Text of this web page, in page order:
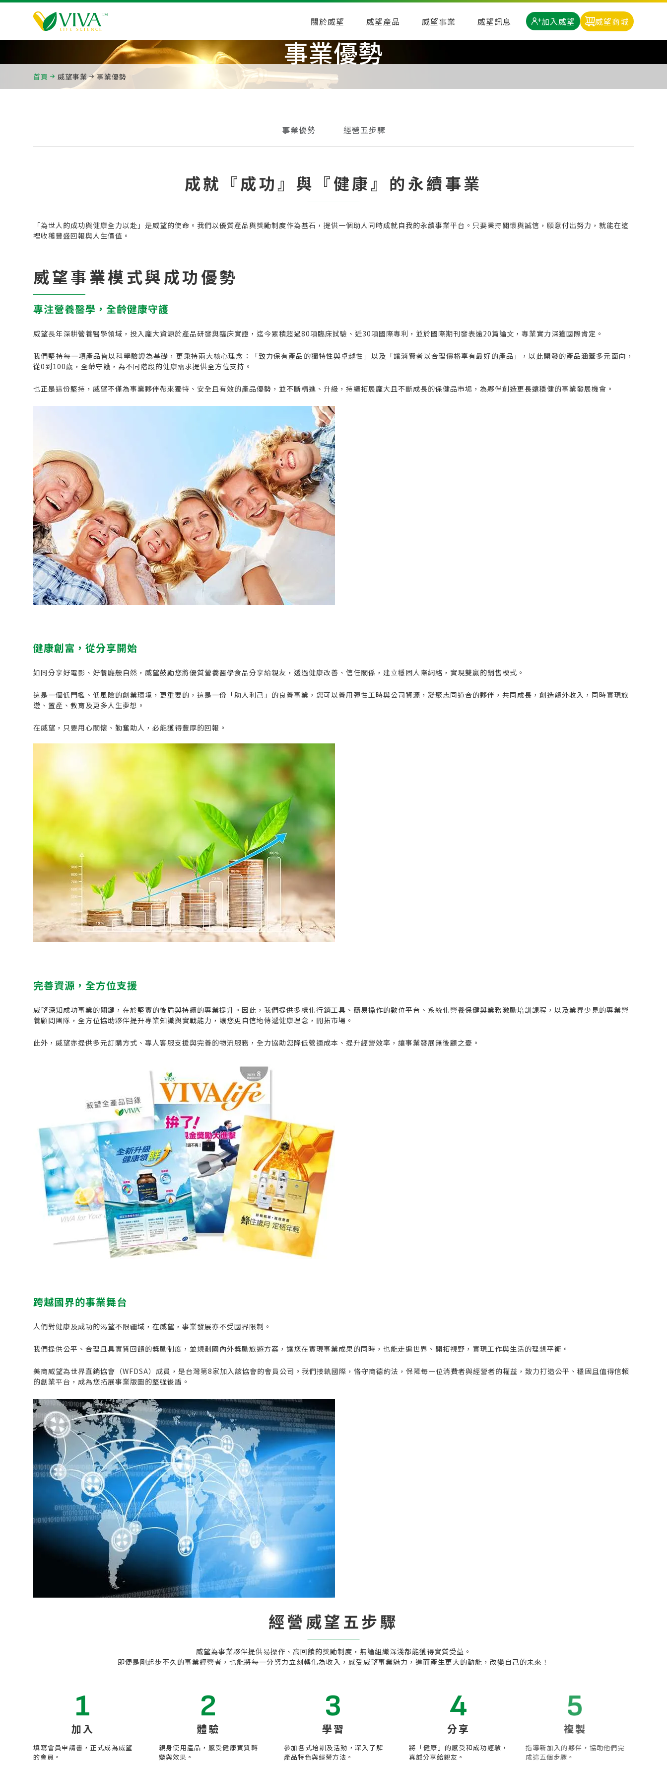
關於威望 威望產品 威望事業 威望訊息 加入威望 威望商城
事業優勢
首頁 威望事業 事業優勢
事業優勢 經營五步驟
成就『成功』與『健康』的永續事業
「為世人的成功與健康全力以赴」是威望的使命。我們以優質產品與獎勵制度作為基石，提供一個助人同時成就自我的永續事業平台。只要秉持關懷與誠信，願意付出努力，就能在這
裡收穫豐盛回報與人生價值。
威望事業模式與成功優勢
專注營養醫學，全齡健康守護
威望長年深耕營養醫學領域，投入龐大資源於產品研發與臨床實證，迄今累積超過80項臨床試驗、近30項國際專利，並於國際期刊發表逾20篇論文，專業實力深獲國際肯定。
我們堅持每一項產品皆以科學驗證為基礎，更秉持兩大核心理念：「致力保有產品的獨特性與卓越性」以及「讓消費者以合理價格享有最好的產品」，以此開發的產品涵蓋多元面向，
從0到100歲，全齡守護，為不同階段的健康需求提供全方位支持。
也正是這份堅持，威望不僅為事業夥伴帶來獨特、安全且有效的產品優勢，並不斷精進、升級，持續拓展龐大且不斷成長的保健品市場，為夥伴創造更長遠穩健的事業發展機會。
健康創富，從分享開始
如同分享好電影、好餐廳般自然，威望鼓勵您將優質營養醫學食品分享給親友，透過健康改善、信任關係，建立穩固人際網絡，實現雙贏的銷售模式。
這是一個低門檻、低風險的創業環境，更重要的，這是一份「助人利己」的良善事業，您可以善用彈性工時與公司資源，凝聚志同道合的夥伴，共同成長，創造額外收入，同時實現旅
遊、置產、教育及更多人生夢想。
在威望，只要用心關懷、勤奮助人，必能獲得豐厚的回報。
完善資源，全方位支援
威望深知成功事業的關鍵，在於堅實的後盾與持續的專業提升。因此，我們提供多樣化行銷工具、簡易操作的數位平台、系統化營養保健與業務激勵培訓課程，以及業界少見的專業營
養顧問團隊，全方位協助夥伴提升專業知識與實戰能力，讓您更自信地傳遞健康理念，開拓市場。
此外，威望亦提供多元訂購方式、專人客服支援與完善的物流服務，全力協助您降低營運成本、提升經營效率，讓事業發展無後顧之憂。
跨越國界的事業舞台
人們對健康及成功的渴望不限疆域，在威望，事業發展亦不受國界限制。
我們提供公平、合理且具實質回饋的獎勵制度，並規劃國內外獎勵旅遊方案，讓您在實現事業成果的同時，也能走遍世界、開拓視野，實現工作與生活的理想平衡。
美商威望為世界直銷協會（WFDSA）成員，是台灣第8家加入該協會的會員公司。我們接軌國際，恪守商德約法，保障每一位消費者與經營者的權益，致力打造公平、穩固且值得信賴
的創業平台，成為您拓展事業版圖的堅強後盾。
經營威望五步驟
威望為事業夥伴提供易操作、高回饋的獎勵制度，無論組織深淺都能獲得實質受益。
即便是剛起步不久的事業經營者，也能將每一分努力立刻轉化為收入，感受威望事業魅力，進而產生更大的動能，改變自己的未來！
加入
填寫會員申請書，正式成為威望
的會員。
1
體驗
親身使用產品，感受健康實質轉
變與效果。
2
學習
參加各式培訓及活動，深入了解
產品特色與經營方法。
3
分享
將「健康」的感受和成功經驗，
真誠分享給親友。
4
複製
指導新加入的夥伴，協助他們完
成這五個步驟。
5